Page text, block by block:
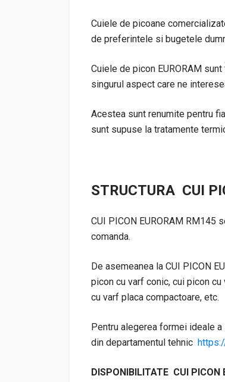
Cuiele de picoane
de preferintele si bugetele
Cuiele de picon EURORAM
singurul aspect care ne
Acestea sunt renumite pentru
sunt supuse la tratamente
STRUCTURA CUI
CUI PICON EURORAM
comanda.
De asemeanea la CUI PICON
picon cu varf conic, cui picon
cu varf placa compactoare, etc.
Pentru alegerea formei ideale
din departamentul tehnic
DISPONIBILITATE CUI PICON